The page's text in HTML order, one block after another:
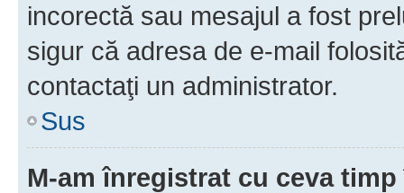
incorectă sau mesajul a fost
sigur că adresa de e-mail
contactaţi un administrator.
Sus
M-am înregistrat cu ceva